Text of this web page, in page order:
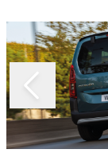
Slide 1 of 2